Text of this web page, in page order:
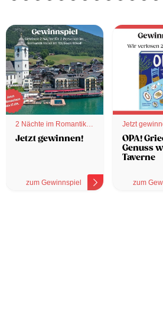
2 Nächte im Romantik
Hotel
Jetzt gewinnen!
zum Gewinnspiel
Jetzt
OPA!
Genuss
Taverne
zum